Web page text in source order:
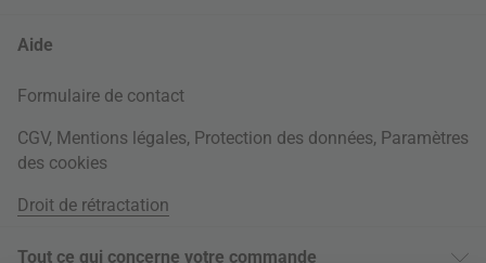
Aide
Formulaire de contact
CGV, Mentions légales, Protection des données, Paramètres
des cookies
Droit de rétractation
Tout ce qui concerne votre commande